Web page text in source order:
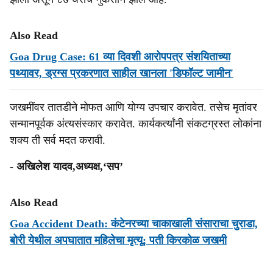
Also Read
Goa Drug Case: 61 व्या दिवशी आरोपपत्र संशयिताच्या
पथ्यावर, ड्रग्स प्रकरणात साहील खानला 'डिफॉल्ट जामीन'
जखमींवर तातडीने मोफत आणि योग्य उपचार करावेत. तसेच मृतांवर
सन्मानपूर्वक अंत्यसंस्कार करावेत. कार्यकर्त्यांनी संकटग्रस्त लोकांना
शक्य ती सर्व मदत करावी.
- अखिलेश यादव,अध्यक्ष,‘सप’
Also Read
Goa Accident Death: कंटेनरच्या चाकाखाली संसाराचा चुराडा,
बोरी येथील अपघातात महिलेचा मृत्यू; पती किरकोळ जखमी